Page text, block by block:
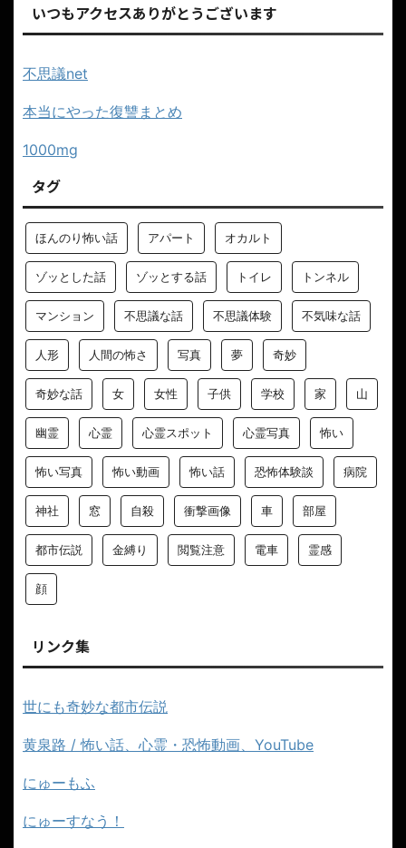
いつもアクセスありがとうございます
不思議net
本当にやった復讐まとめ
1000mg
タグ
ほんのり怖い話 アパート オカルト
ゾッとした話 ゾッとする話 トイレ トンネル
マンション 不思議な話 不思議体験 不気味な話
人形 人間の怖さ 写真 夢 奇妙
奇妙な話 女 女性 子供 学校 家 山
幽霊 心霊 心霊スポット 心霊写真 怖い
怖い写真 怖い動画 怖い話 恐怖体験談 病院
神社 窓 自殺 衝撃画像 車 部屋
都市伝説 金縛り 閲覧注意 電車 霊感
顔
リンク集
世にも奇妙な都市伝説
黄泉路 / 怖い話、心霊・恐怖動画、YouTube
にゅーもふ
にゅーすなう！